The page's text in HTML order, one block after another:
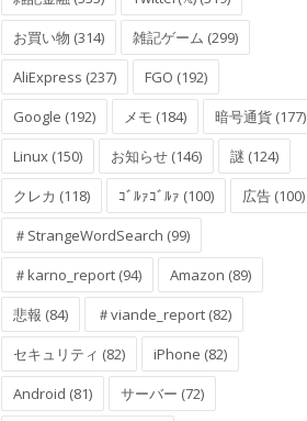
お買い物 (314)
雑記ゲーム (299)
AliExpress (237)
FGO (192)
Google (192)
メモ (184)
暗号通貨 (177)
Linux (150)
お知らせ (146)
謎 (124)
クレカ (118)
ｺﾞﾙｧｺﾞﾙｧ (100)
広告 (100)
＃StrangeWordSearch (99)
＃karno_report (94)
Amazon (89)
悲報 (84)
＃viande_report (82)
セキュリティ (82)
iPhone (82)
Android (81)
サーバー (72)